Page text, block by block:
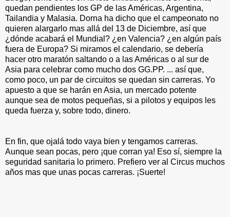
quedan pendientes los GP de las Américas, Argentina,
Tailandia y Malasia. Dorna ha dicho que el campeonato no
quieren alargarlo mas allá del 13 de Diciembre, así que
¿dónde acabará el Mundial? ¿en Valencia? ¿en algún país
fuera de Europa? Si miramos el calendario, se debería
hacer otro maratón saltando o a las Américas o al sur de
Asia para celebrar como mucho dos GG.PP. ... así que,
como poco, un par de circuitos se quedan sin carreras. Yo
apuesto a que se harán en Asia, un mercado potente
aunque sea de motos pequeñas, si a pilotos y equipos les
queda fuerza y, sobre todo, dinero.
En fin, que ojalá todo vaya bien y tengamos carreras.
Aunque sean pocas, pero ¡que corran ya! Eso sí, siempre la
seguridad sanitaria lo primero. Prefiero ver al Circus muchos
años mas que unas pocas carreras. ¡Suerte!